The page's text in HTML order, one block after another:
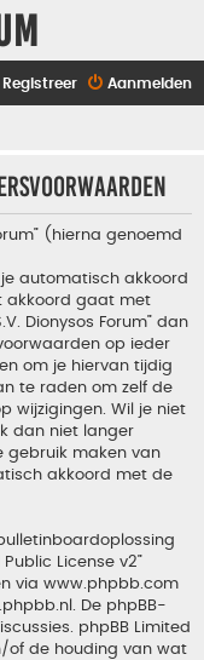
Aanmelden
Registreer
(hierna genoemd
automatisch akkoord
akkoord gaat met
Dionysos Forum” dan
op ieder
om je hiervan tijdig
te raden om zelf de
wijzigingen. Wil je niet
dan niet langer
gebruik maken van
akkoord met de
Public License v2”
via www.phpbb.com
. De phpBB-
phpBB Limited
of de houding van wat